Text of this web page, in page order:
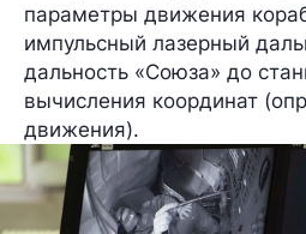
параметры движения
импульсный лазерный
дальность «Союза» до
вычисления координат
движения).